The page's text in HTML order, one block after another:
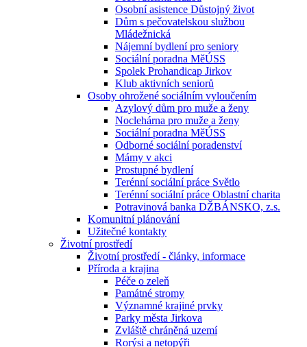
Osobní asistence Důstojný život
Dům s pečovatelskou službou
Mládežnická
Nájemní bydlení pro seniory
Sociální poradna MěÚSS
Spolek Prohandicap Jirkov
Klub aktivních seniorů
Osoby ohrožené sociálním vyloučením
Azylový dům pro muže a ženy
Noclehárna pro muže a ženy
Sociální poradna MěÚSS
Odborné sociální poradenství
Mámy v akci
Prostupné bydlení
Terénní sociální práce Světlo
Terénní sociální práce Oblastní charita
Potravinová banka DŽBÁNSKO, z.s.
Komunitní plánování
Užitečné kontakty
Životní prostředí
Životní prostředí - články, informace
Příroda a krajina
Péče o zeleň
Památné stromy
Významné krajiné prvky
Parky města Jirkova
Zvláště chráněná uzemí
Rorýsi a netopýři